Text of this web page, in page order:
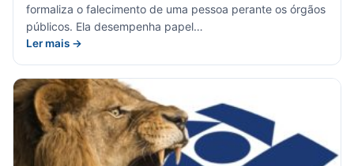
formaliza o falecimento de uma pessoa perante os órgãos
públicos. Ela desempenha papel…
Ler mais →